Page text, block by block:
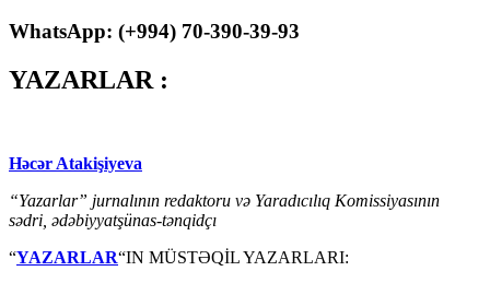
WhatsApp: (+994) 70-390-39-93
YAZARLAR :
Həcər Atakişiyeva
“Yazarlar” jurnalının redaktoru və Yaradıcılıq Komissiyasının
sədri, ədəbiyyatşünas-tənqidçı
“YAZARLAR“IN MÜSTƏQİL YAZARLARI: